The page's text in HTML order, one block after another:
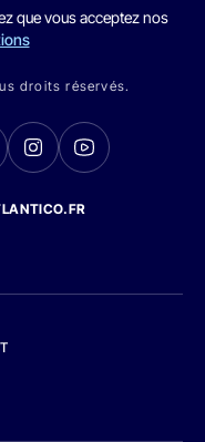
que vous acceptez nos
droits réservés.